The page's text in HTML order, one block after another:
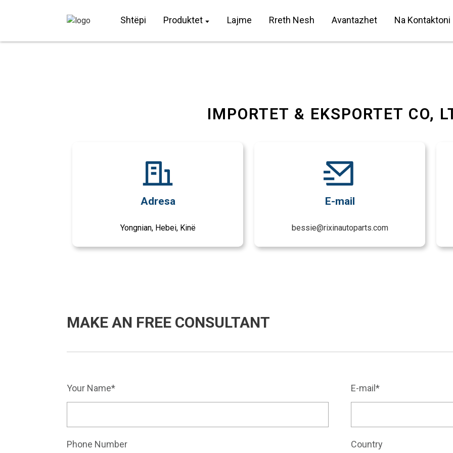
Shtëpi Produktet Lajme Rreth Nesh Avantazhet Na Kontaktoni
IMPORTET & EKSPORTET CO,
Adresa
Yongnian, Hebei, Kinë
E-mail
bessie@rixinautoparts.com
MAKE AN FREE CONSULTANT
Your Name* E-mail*
Phone Number Country